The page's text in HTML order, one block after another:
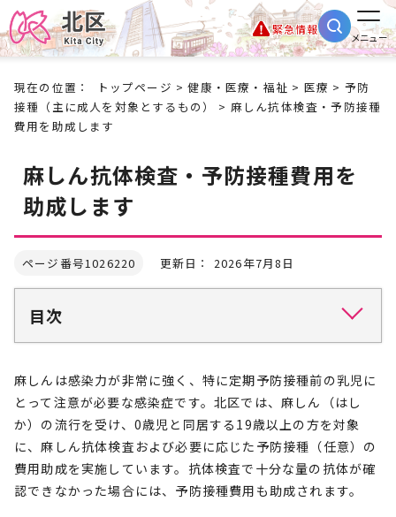
緊急情報
メニュー
現在の位置： トップページ >健康・医療・福祉 > 医療 > 予防
接種（主に成人を対象とするもの）
> 麻しん抗体検査・予防接種
費用を助成します
麻しん抗体検査・予防接種費用を
助成します
ページ番号1026220 更新日： 2026年7月8日
目次
麻しんは感染力が非常に強く、特に定期予防接種前の乳児に
とって注意が必要な感染症です。北区では、麻しん（はし
か）の流行を受け、0歳児と同居する19歳以上の方を対象
に、麻しん抗体検査および必要に応じた予防接種（任意）の
費用助成を実施しています。抗体検査で十分な量の抗体が確
認できなかった場合には、予防接種費用も助成されます。